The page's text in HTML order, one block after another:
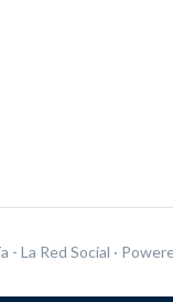
- La Red Social ·